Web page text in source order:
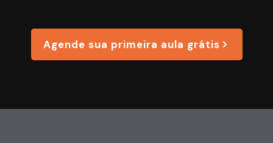
Agende sua primeira aula grátis